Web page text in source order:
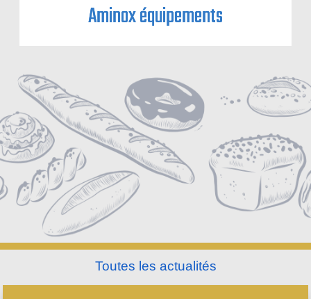
Aminox équipements
Toutes les actualités